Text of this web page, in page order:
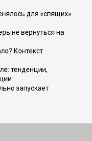
для «спящих»
не вернуться на
Контекст
тенденции,
запускает